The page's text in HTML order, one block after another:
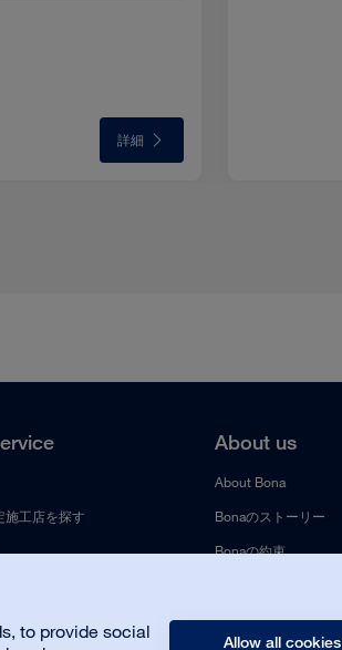
to provide social
Allow all cookies
詳細
施工店を探す
About us
About Bona
Bonaのストーリー
Bonaの約束
お問い合わせ